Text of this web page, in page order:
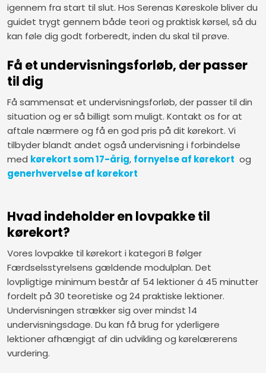
igennem fra start til slut. Hos Serenas Køreskole bliver du
guidet trygt gennem både teori og praktisk kørsel, så du
kan føle dig godt forberedt, inden du skal til prøve.
Få et undervisningsforløb, der passer
til dig
Få sammensat et undervisningsforløb, der passer til din
situation og er så billigt som muligt. Kontakt os for at
aftale nærmere og få en god pris på dit kørekort. Vi
tilbyder blandt andet også undervisning i forbindelse
med kørekort som 17-årig, fornyelse af kørekort og
generhvervelse af kørekort
Hvad indeholder en lovpakke til
kørekort?
Vores lovpakke til kørekort i kategori B følger
Færdselsstyrelsens gældende modulplan. Det
lovpligtige minimum består af 54 lektioner á 45 minutter
fordelt på 30 teoretiske og 24 praktiske lektioner.
Undervisningen strækker sig over mindst 14
undervisningsdage. Du kan få brug for yderligere
lektioner afhængigt af din udvikling og kørelærerens
vurdering.